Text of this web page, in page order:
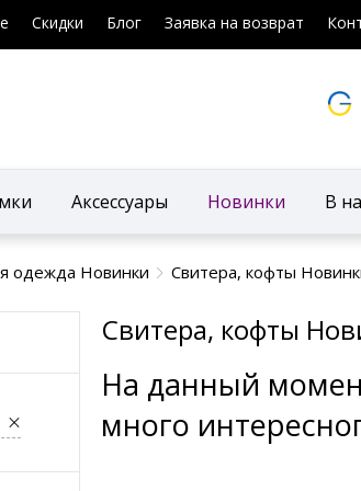
Скидки Блог Заявка на возврат
Аксессуары Новинки В
одежда Новинки Свитера, кофты
Свитера, кофты
На данный
много